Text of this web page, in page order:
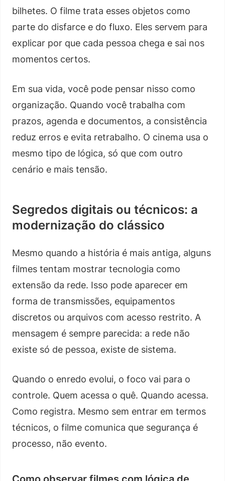
bilhetes. O filme trata esses objetos como
parte do disfarce e do fluxo. Eles servem para
explicar por que cada pessoa chega e sai nos
momentos certos.
Em sua vida, você pode pensar nisso como
organização. Quando você trabalha com
prazos, agenda e documentos, a consistência
reduz erros e evita retrabalho. O cinema usa o
mesmo tipo de lógica, só que com outro
cenário e mais tensão.
Segredos digitais ou técnicos: a
modernização do clássico
Mesmo quando a história é mais antiga, alguns
filmes tentam mostrar tecnologia como
extensão da rede. Isso pode aparecer em
forma de transmissões, equipamentos
discretos ou arquivos com acesso restrito. A
mensagem é sempre parecida: a rede não
existe só de pessoa, existe de sistema.
Quando o enredo evolui, o foco vai para o
controle. Quem acessa o quê. Quando acessa.
Como registra. Mesmo sem entrar em termos
técnicos, o filme comunica que segurança é
processo, não evento.